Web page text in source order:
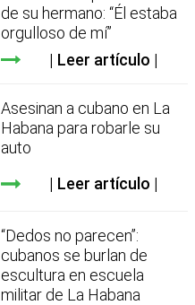
de su hermano: “Él estaba
orgulloso de mí”
Leer artículo
Asesinan a cubano en La
Habana para robarle su
auto
Leer artículo
“Dedos no parecen”:
cubanos se burlan de
escultura en escuela
militar de La Habana